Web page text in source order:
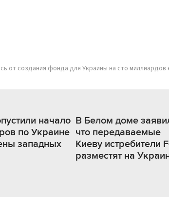
от создания фонда для Украины на сто миллиардов
начало
по Украине
западных
В Белом доме
что передаваемые
Киеву истребители
разместят на